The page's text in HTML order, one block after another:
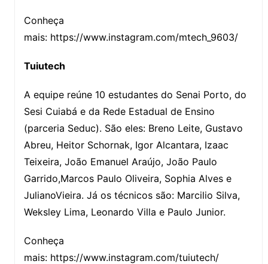
Conheça
mais: https://www.instagram.com/mtech_9603/
Tuiutech
A equipe reúne 10 estudantes do Senai Porto, do
Sesi Cuiabá e da Rede Estadual de Ensino
(parceria Seduc). São eles: Breno Leite, Gustavo
Abreu, Heitor Schornak, Igor Alcantara, Izaac
Teixeira, João Emanuel Araújo, João Paulo
Garrido,Marcos Paulo Oliveira, Sophia Alves e
JulianoVieira. Já os técnicos são: Marcilio Silva,
Weksley Lima, Leonardo Villa e Paulo Junior.
Conheça
mais: https://www.instagram.com/tuiutech/